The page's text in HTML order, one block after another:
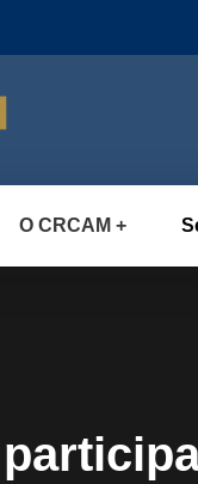
O CRCAM